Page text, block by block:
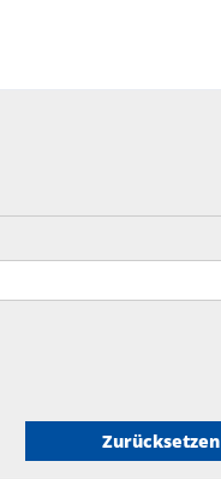
Zurücksetzen